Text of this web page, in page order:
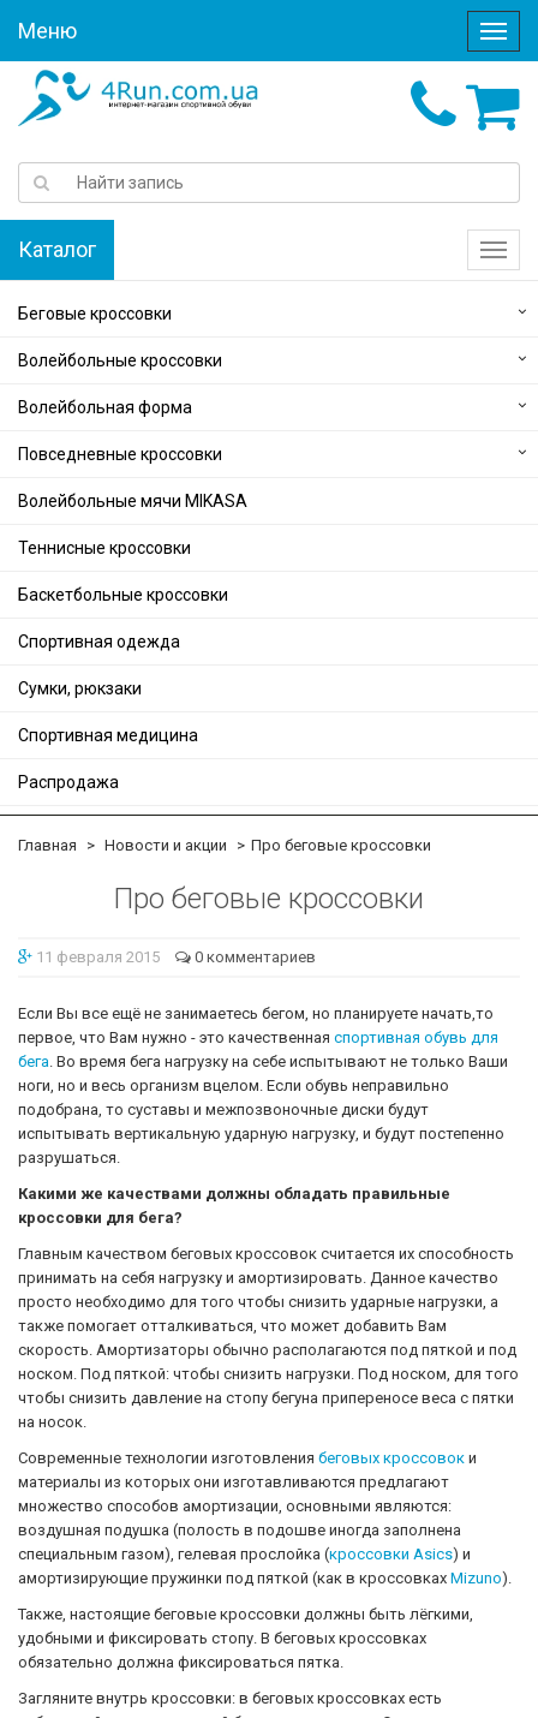
Меню
Меню
Каталог
Беговые кроссовки
Волейбольные кроссовки
Волейбольная форма
Повседневные кроссовки
Волейбольные мячи MIKASA
Теннисные кроссовки
Баскетбольные кроссовки
Спортивная одежда
Сумки, рюкзаки
Спортивная медицина
Распродажа
Главная Новости и акции Про беговые кроссовки
Про беговые кроссовки
11 февраля 2015 0 комментариев
Если Вы все ещё не занимаетесь бегом, но планируете начать,то
первое, что Вам нужно - это качественная спортивная обувь для
бега. Во время бега нагрузку на себе испытывают не только Ваши
ноги, но и весь организм вцелом. Если обувь неправильно
подобрана, то суставы и межпозвоночные диски будут
испытывать вертикальную ударную нагрузку, и будут постепенно
разрушаться.
Какими же качествами должны обладать правильные
кроссовки для бега?
Главным качеством беговых кроссовок считается их способность
принимать на себя нагрузку и амортизировать. Данное качество
просто необходимо для того чтобы снизить ударные нагрузки, а
также помогает отталкиваться, что может добавить Вам
скорость. Амортизаторы обычно располагаются под пяткой и под
носком. Под пяткой: чтобы снизить нагрузки. Под носком, для того
чтобы снизить давление на стопу бегуна припереносе веса с пятки
на носок.
Современные технологии изготовления беговых кроссовок и
материалы из которых они изготавливаются предлагают
множество способов амортизации, основными являются:
воздушная подушка (полость в подошве иногда заполнена
специальным газом), гелевая прослойка (кроссовки Asics) и
амортизирующие пружинки под пяткой (как в кроссовках Mizuno).
Также, настоящие беговые кроссовки должны быть лёгкими,
удобными и фиксировать стопу. В беговых кроссовках
обязательно должна фиксироваться пятка.
Загляните внутрь кроссовки: в беговых кроссовках есть